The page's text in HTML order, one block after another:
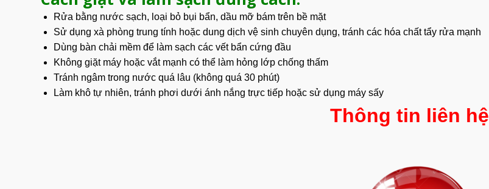
Rửa bằng nước sạch, loại bỏ bụi bẩn, dầu mỡ bám trên bề mặt
Sử dụng xà phòng trung tính hoặc dung dịch vệ sinh chuyên dụng, tránh các hóa chất tẩy rửa mạnh
Dùng bàn chải mềm để làm sạch các vết bẩn cứng đầu
Không giặt máy hoặc vắt mạnh có thể làm hỏng lớp chống thấm
Tránh ngâm trong nước quá lâu (không quá 30 phút)
Làm khô tự nhiên, tránh phơi dưới ánh nắng trực tiếp hoặc sử dụng máy sấy
Thông tin liên hệ